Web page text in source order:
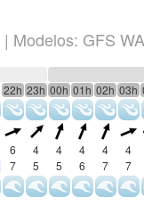
| Modelos: GFS
22h 23h 00h 01h 02h 03h
6 4 4 4 4 4
7 5 5 6 7 7